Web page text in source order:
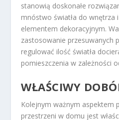
stanowią doskonałe
mnóstwo światła do wnętrza
elementem dekoracyjnym.
zastosowanie przesuwanych
regulować ilość światła
pomieszczenia w zależności
WŁAŚCIWY
Kolejnym ważnym aspektem
przestrzeni w domu jest